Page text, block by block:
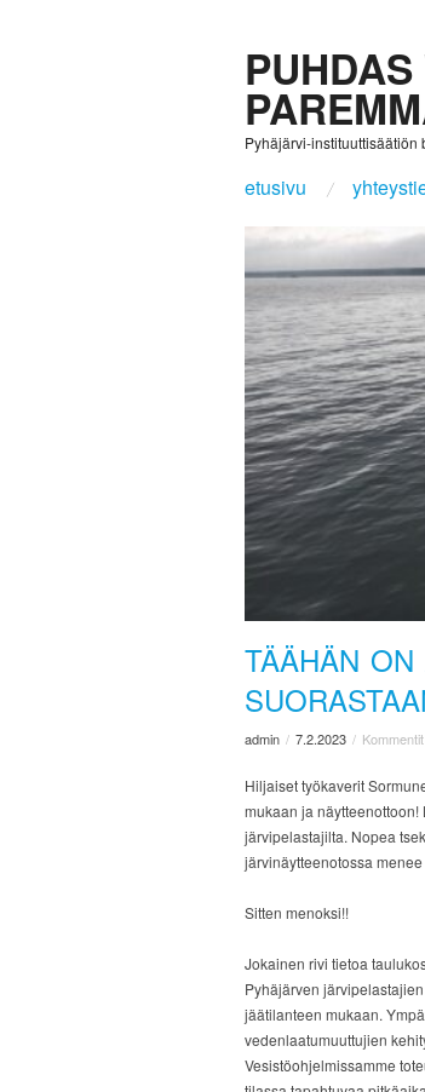
Pyhäjärvi-instituuttisäätiön
etusivu
TÄÄHÄN ON
admin / 7.2.2023 /
Hiljaiset työkaverit
mukaan ja
järvipelastajilta. Nopea
järvinäytteenotossa
Sitten menoksi!!
Jokainen rivi tietoa
Pyhäjärven
jäätilanteen mukaan.
vedenlaatumuuttujien
Vesistöohjelmissamme